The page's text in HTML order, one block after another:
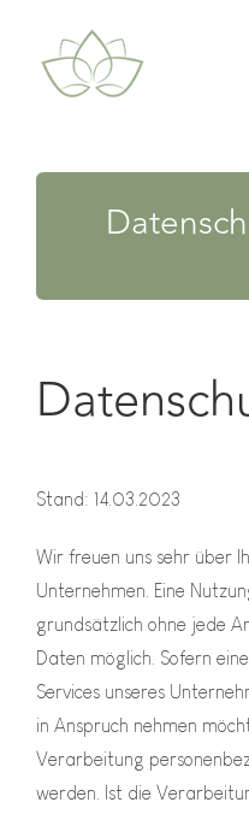
springen
Stand: 14.03.2023
Wir freuen uns sehr über
Unternehmen. Eine
grundsätzlich ohne jede
Daten möglich. Sofern
Services unseres
in Anspruch nehmen
Verarbeitung
werden. Ist die